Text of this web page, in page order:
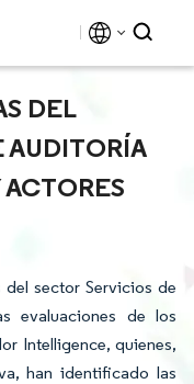
DEL
AUDITORÍA
sector Servicios de
evaluaciones de los
Intelligence, quienes,
han identificado las